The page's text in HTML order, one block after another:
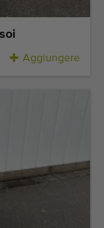
Aggiungere